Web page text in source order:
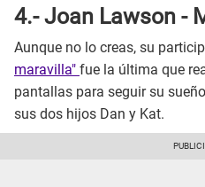
4.- Joan Lawson -
Aunque no lo creas, su
maravilla" fue la última que
pantallas para seguir su
sus dos hijos Dan y Kat.